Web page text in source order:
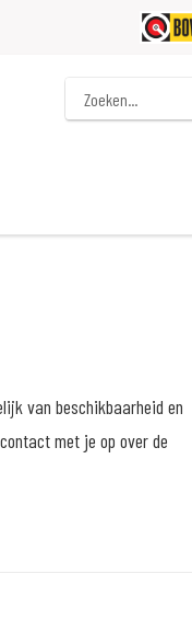
Zoeken
van beschikbaarheid en
met je op over de